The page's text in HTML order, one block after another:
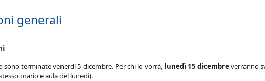
sezione
generali
sono terminate venerdì 5 dicembre. Per chi lo vorrà, lunedì 15 dicembreverranno
orario e aula del lunedì).